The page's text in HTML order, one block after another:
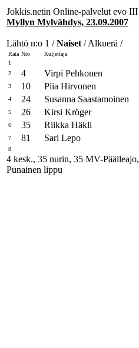
Jokkis.netin Online-palvelut evo III
Myllyn Mylvähdys, 23.09.2007
Lähtö n:o 1 /Naiset / Alkuerä /
Rata Nro Kuljettaja
1
2
4 Virpi Pehkonen
3 10 Piia Hirvonen
4 24 Susanna Saastamoinen
5 26 Kirsi Kröger
6 35 Riikka Häkli
7 81 Sari Lepo
8
4 kesk., 35 nurin, 35 MV-Päälleajo,
Punainen lippu